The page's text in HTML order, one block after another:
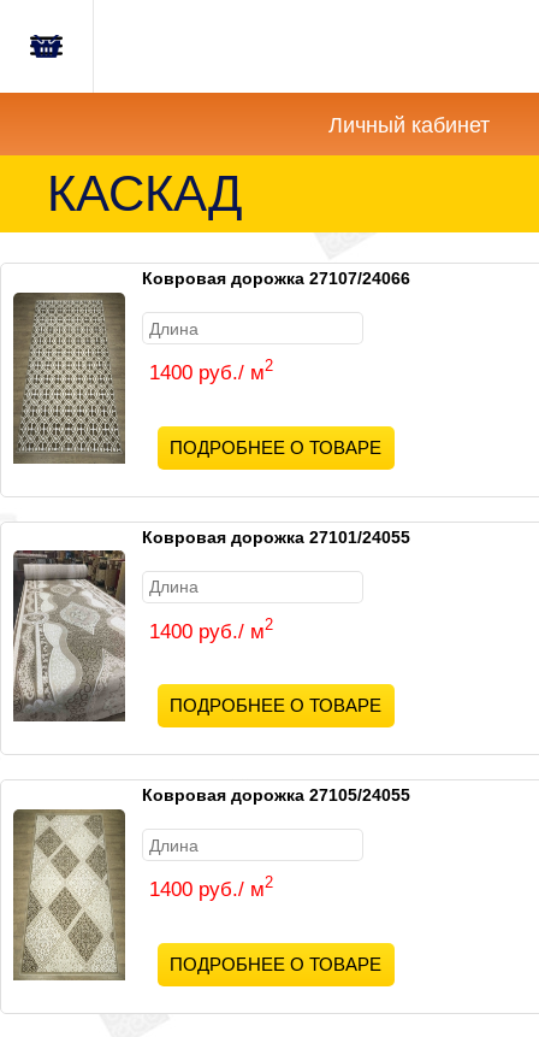
Главная
Новости
Акции
Как
купить?
Вопросы-
Отзывы
Контакты
Корзина
Личный кабинет
КАСКАД
Ковровая дорожка 27107/24066
1400 руб./ м2
ПОДРОБНЕЕ О ТОВАРЕ
Ковровая дорожка 27101/24055
1400 руб./ м2
ПОДРОБНЕЕ О ТОВАРЕ
Ковровая дорожка 27105/24055
1400 руб./ м2
ПОДРОБНЕЕ О ТОВАРЕ